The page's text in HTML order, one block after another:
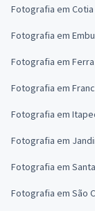
Fotografia em Cotia
Fotografia em
Fotografia em
Fotografia em
Fotografia em
Fotografia em
Fotografia em
Fotografia em São